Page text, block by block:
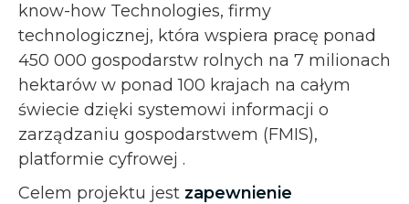
know-how Technologies, firmy
technologicznej, która wspiera pracę ponad
450 000 gospodarstw rolnych na 7 milionach
hektarów w ponad 100 krajach na całym
świecie dzięki systemowi informacji o
zarządzaniu gospodarstwem (FMIS),
platformie cyfrowej .
Celem projektu jest zapewnienie